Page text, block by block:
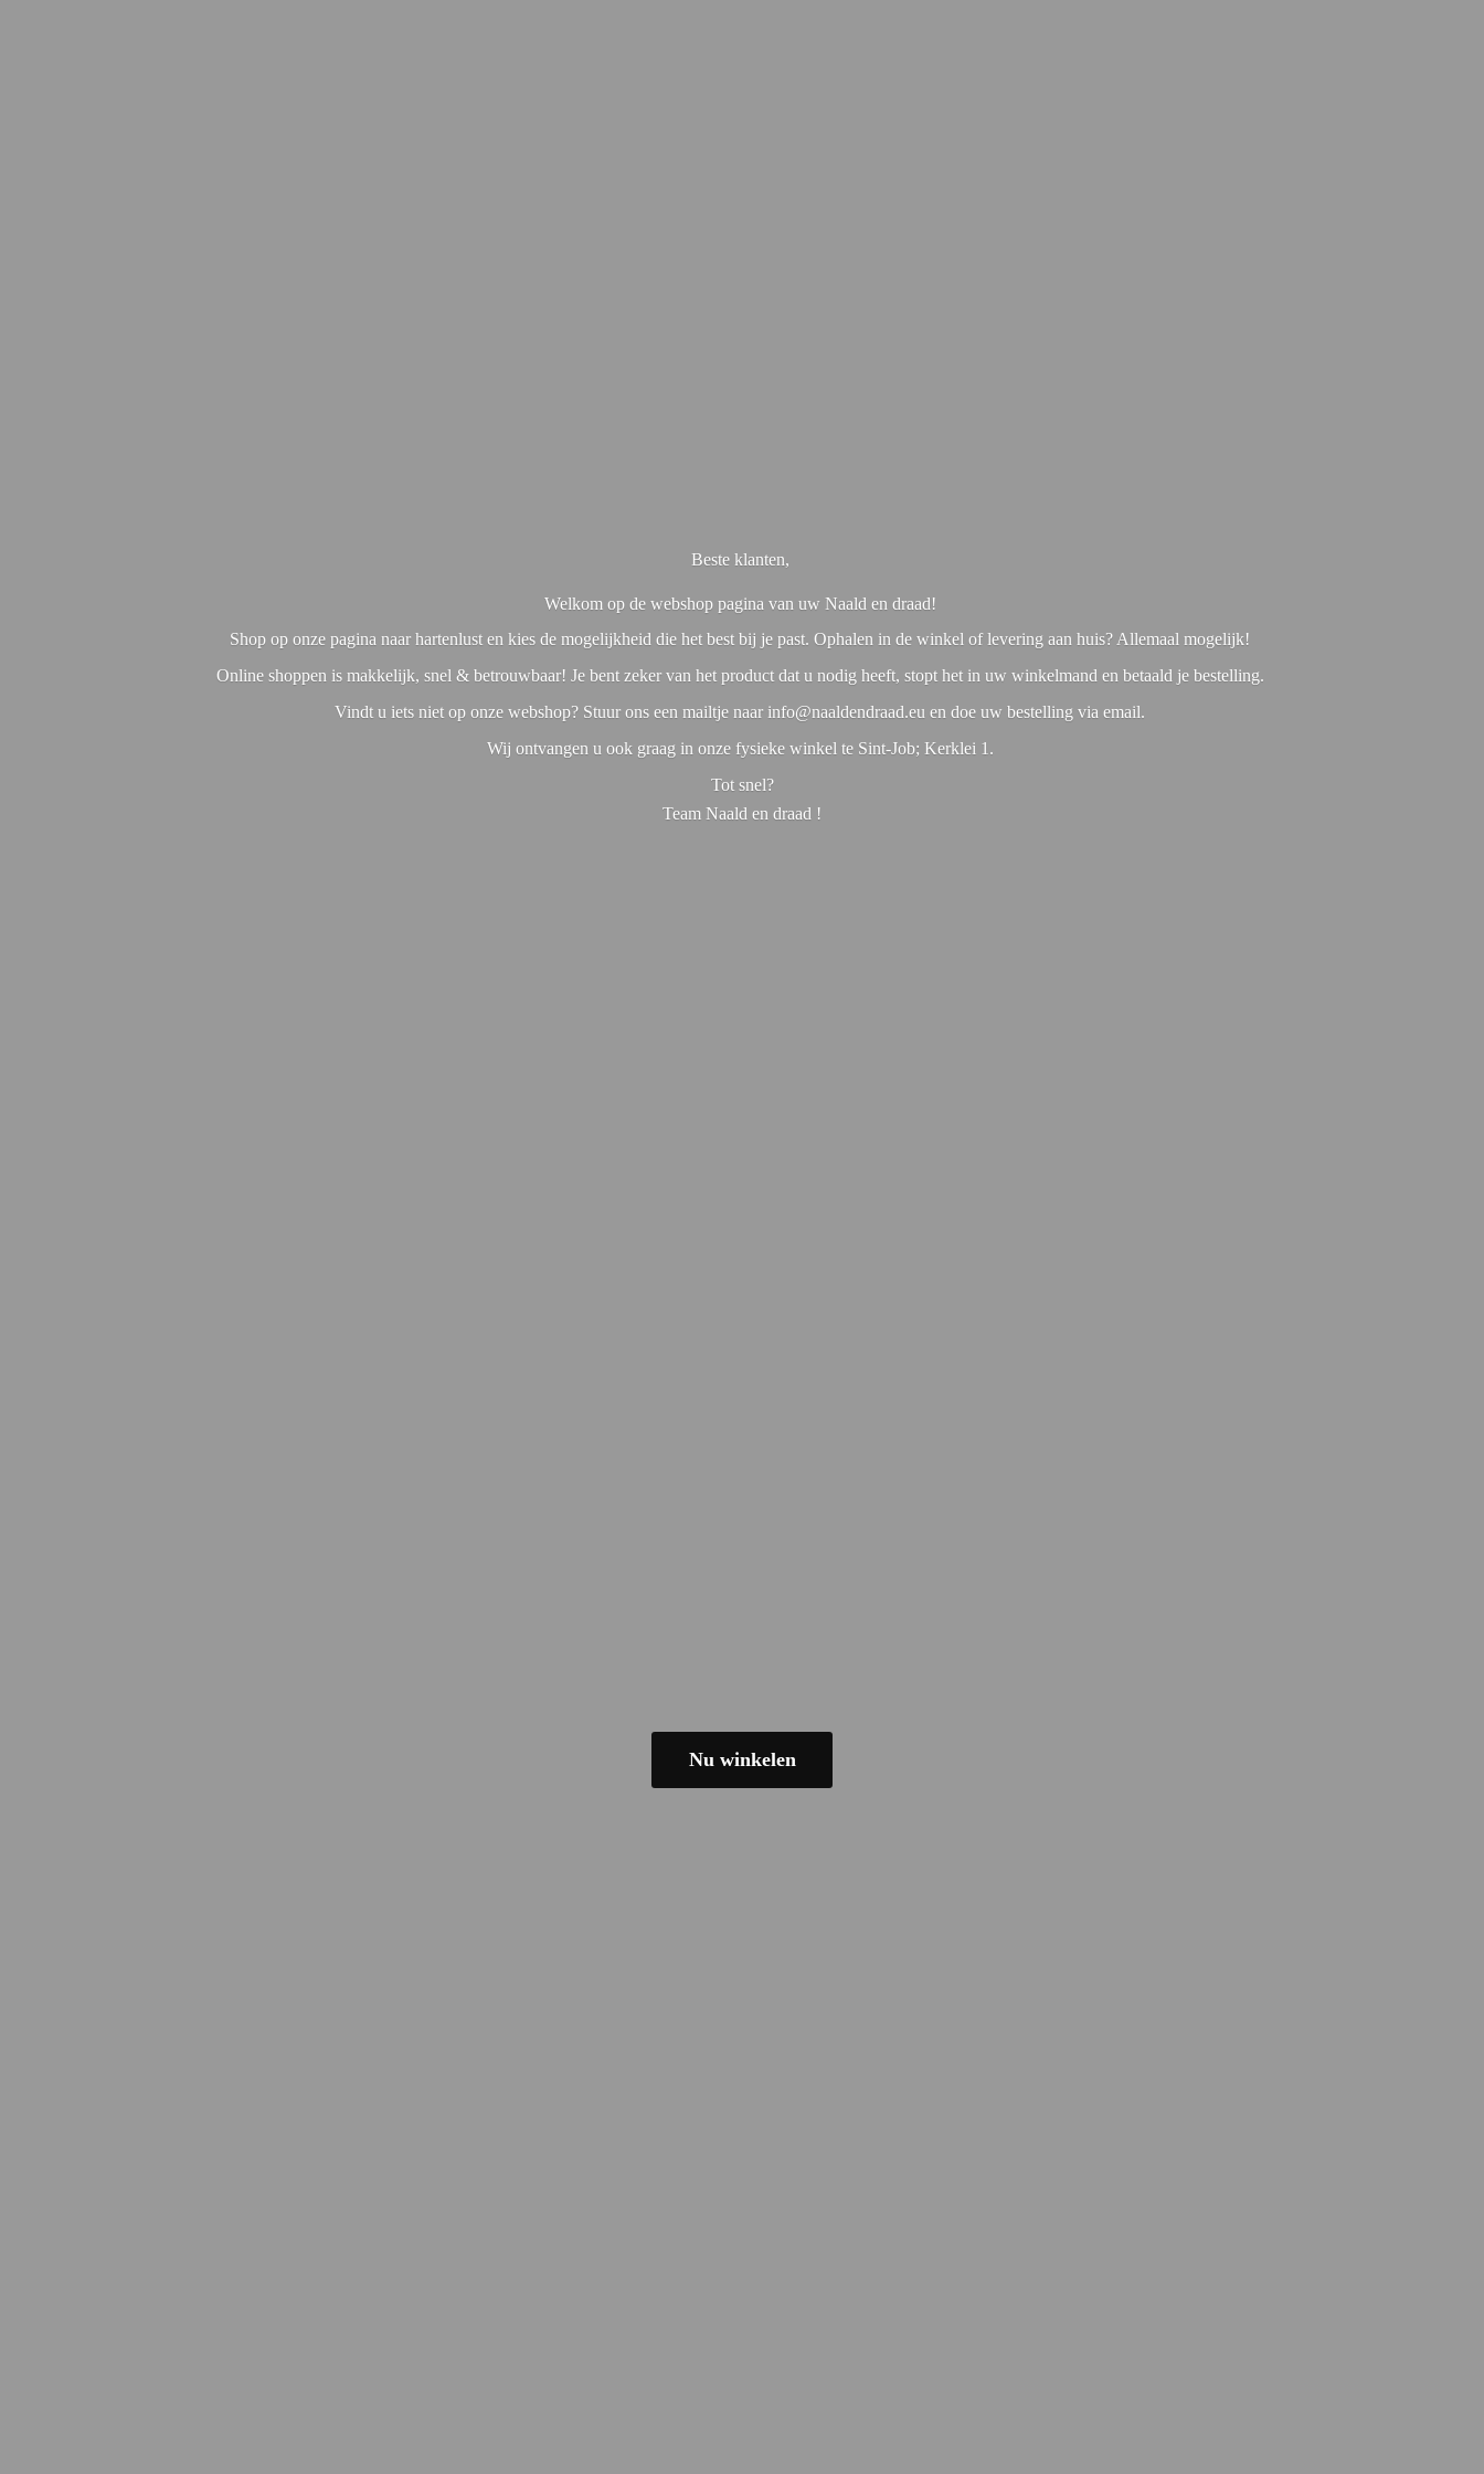
Beste klanten,
Welkom op de webshop pagina van uw Naald en draad!
Shop op onze pagina naar hartenlust en kies de mogelijkheid die het best bij je past. Ophalen in de winkel of levering aan huis? Allemaal mogelijk!
Online shoppen is makkelijk, snel & betrouwbaar! Je bent zeker van het product dat u nodig heeft, stopt het in uw winkelmand en betaald je bestelling.
Vindt u iets niet op onze webshop? Stuur ons een mailtje naar info@naaldendraad.eu en doe uw bestelling via email.
Wij ontvangen u ook graag in onze fysieke winkel te Sint-Job; Kerklei 1.
Tot snel?
Team Naald en draad !
Nu winkelen